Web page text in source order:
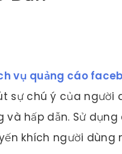
vụ quảng cáo
sự chú ý của người
và hấp dẫn. Sử dụng
khích người dùng